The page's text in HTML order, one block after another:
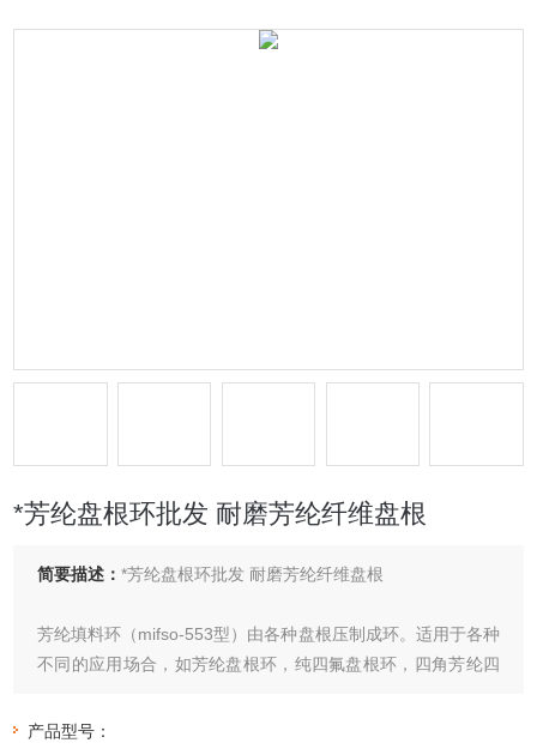
*芳纶盘根环批发 耐磨芳纶纤维盘根
简要描述：*芳纶盘根环批发 耐磨芳纶纤维盘根
芳纶填料环（mifso-553型）由各种盘根压制成环。适用于各种
不同的应用场合，如芳纶盘根环，纯四氟盘根环，四角芳纶四
环，四氟石墨盘根环，苎麻盘根环
产品型号：